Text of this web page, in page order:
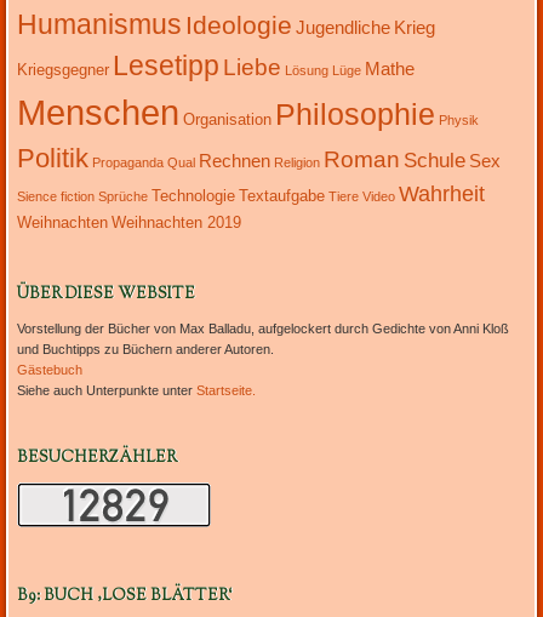
Humanismus Ideologie Jugendliche Krieg
Kriegsgegner Lesetipp Liebe Lösung Lüge Mathe
Menschen Organisation Philosophie Physik
Politik Propaganda Qual Rechnen Religion Roman Schule Sex
Sience fiction Sprüche Technologie Textaufgabe Tiere Video Wahrheit
Weihnachten Weihnachten 2019
ÜBER DIESE WEBSITE
Vorstellung der Bücher von Max Balladu, aufgelockert durch Gedichte von Anni Kloß
und Buchtipps zu Büchern anderer Autoren.
Gästebuch
Siehe auch Unterpunkte unter Startseite.
BESUCHERZÄHLER
B9: BUCH ‚LOSE BLÄTTER‘